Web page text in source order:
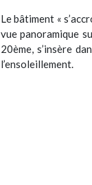
Le bâtiment «
vue panoramique
20ème, s’insère
l’ensoleillement.